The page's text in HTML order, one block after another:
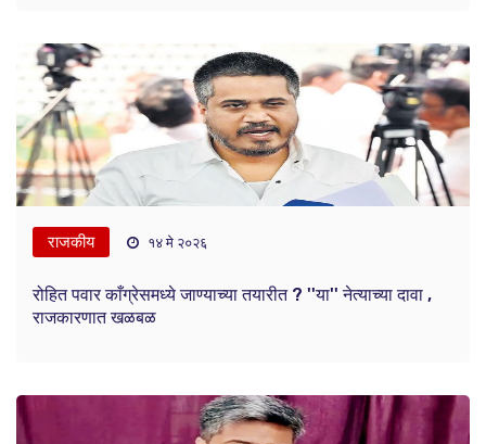
राजकीय १४ मे २०२६
रोहित पवार काँग्रेसमध्ये जाण्याच्या तयारीत ? ''या'' नेत्याच्या दावा ,
राजकारणात खळबळ